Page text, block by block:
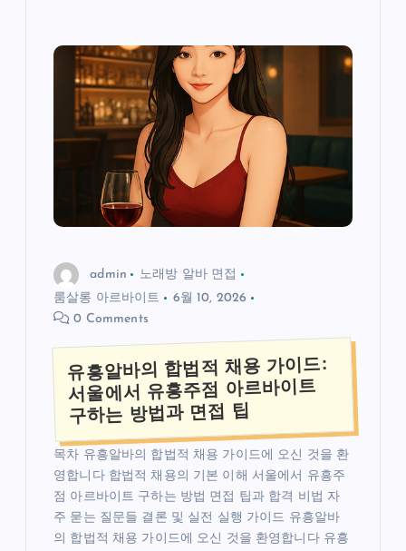
admin
노래방 알바 면접
룸살롱 아르바이트
6월 10, 2026
0 Comments
유흥알바의 합법적 채용 가이드:
서울에서 유흥주점 아르바이트
구하는 방법과 면접 팁
목차 유흥알바의 합법적 채용 가이드에 오신 것을 환
영합니다 합법적 채용의 기본 이해 서울에서 유흥주
점 아르바이트 구하는 방법 면접 팁과 합격 비법 자
주 묻는 질문들 결론 및 실전 실행 가이드 유흥알바
의 합법적 채용 가이드에 오신 것을 환영합니다 유흥